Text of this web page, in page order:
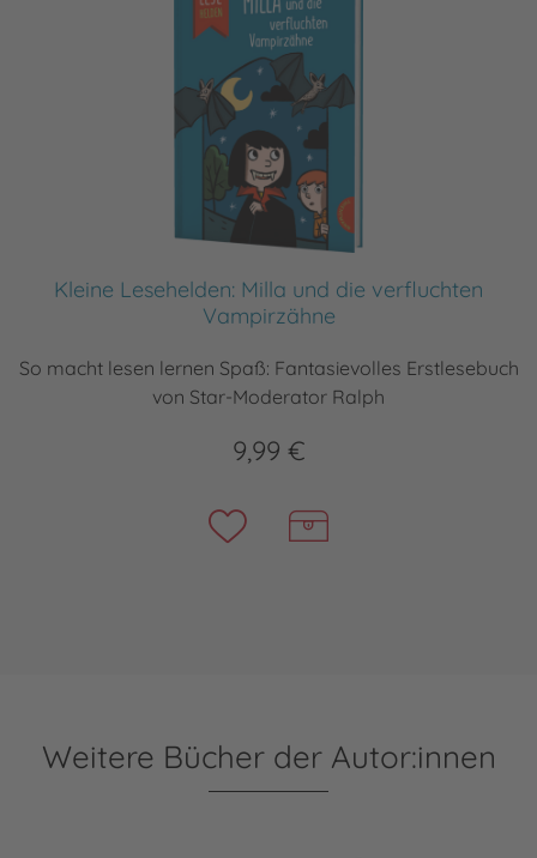
Kleine Lesehelden: Milla und die verfluchten
Vampirzähne
So macht lesen lernen Spaß: Fantasievolles Erstlesebuch
von Star-Moderator Ralph
9,99 €
Weitere Bücher der Autor:innen